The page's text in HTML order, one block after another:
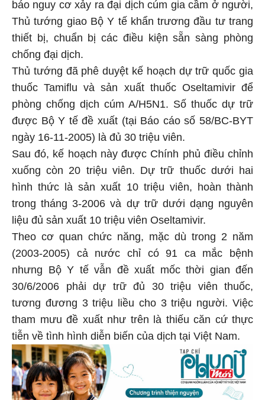
báo nguy cơ xảy ra đại dịch cúm gia cầm ở người,
Thủ tướng giao Bộ Y tế khẩn trương đầu tư trang
thiết bị, chuẩn bị các điều kiện sẵn sàng phòng
chống đại dịch.
Thủ tướng đã phê duyệt kế hoạch dự trữ quốc gia
thuốc Tamiflu và sản xuất thuốc Oseltamivir để
phòng chống dịch cúm A/H5N1. Số thuốc dự trữ
được Bộ Y tế đề xuất (tại Báo cáo số 58/BC-BYT
ngày 16-11-2005) là đủ 30 triệu viên.
Sau đó, kế hoạch này được Chính phủ điều chỉnh
xuống còn 20 triệu viên. Dự trữ thuốc dưới hai
hình thức là sản xuất 10 triệu viên, hoàn thành
trong tháng 3-2006 và dự trữ dưới dạng nguyên
liệu đủ sản xuất 10 triệu viên Oseltamivir.
Theo cơ quan chức năng, mặc dù trong 2 năm
(2003-2005) cả nước chỉ có 91 ca mắc bệnh
nhưng Bộ Y tế vẫn đề xuất mốc thời gian đến
30/6/2006 phải dự trữ đủ 30 triệu viên thuốc,
tương đương 3 triệu liều cho 3 triệu người. Việc
tham mưu đề xuất như trên là thiếu căn cứ thực
tiễn về tình hình diễn biến của dịch tại Việt Nam.